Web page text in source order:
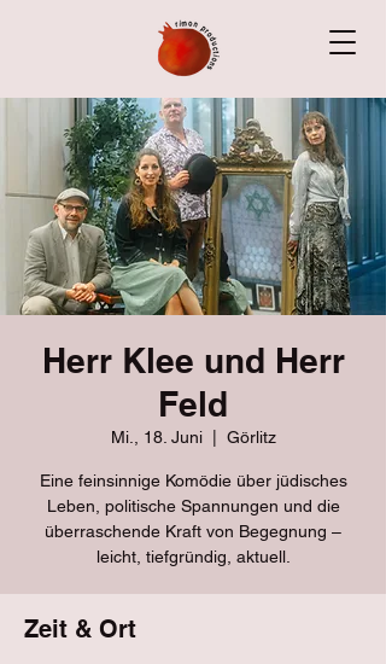
Herr Klee und Herr
Feld
Mi., 18. Juni
  |
Görlitz
Eine feinsinnige Komödie über jüdisches
Leben, politische Spannungen und die
überraschende Kraft von Begegnung –
leicht, tiefgründig, aktuell.
Zeit & Ort